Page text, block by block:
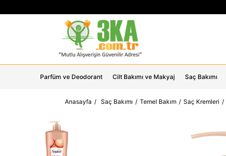
Parfüm ve Deodorant Cilt Bakımı ve Makyaj Saç Bakımı
Anasayfa Saç Bakımı Temel Bakım Saç Kremleri